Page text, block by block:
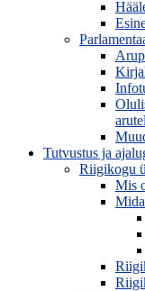
Tutvustus ja
Riigikogu
Mis